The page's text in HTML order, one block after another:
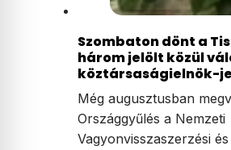
Szombaton dönt a
három jelölt közül
köztársaságielnök-
Még augusztusban
Országgyűlés a Nemzeti
Vagyonvisszaszerzési és